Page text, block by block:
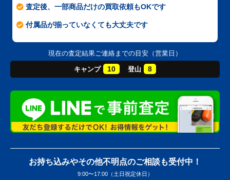
査定後、一部商品だけの買取依頼もOKです
付属品が揃っていなくても大丈夫です
現在の査定結果ご連絡までの目安（営業日）
キャンプ 10 登山 8
お持ち込みやその他不明点のご相談も受付中！
9:00〜17:00（土日祝定休日）